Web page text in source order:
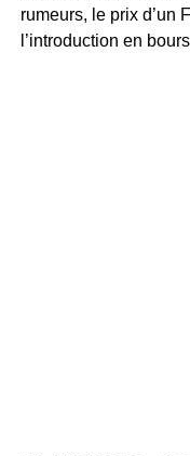
rumeurs, le prix d’un
l’introduction en